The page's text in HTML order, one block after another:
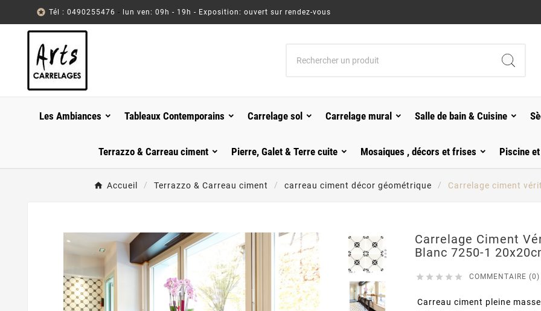
 Tél : 0490255476 - lun ven: 09h - 19h - Exposition: ouvert sur rendez-vous
Les Ambiances Tableaux Contemporains Carrelage sol Carrelage mural Salle de bain & Cuisine
Terrazzo & Carreau ciment Pierre, Galet & Terre cuite Mosaiques , décors et frises Piscine
Accueil Terrazzo & Carreau ciment carreau ciment décor géométrique Carrelage ciment
Carrelage Ciment
Blanc 7250-1
     COMMENTAIRE (0)
Carreau ciment pleine